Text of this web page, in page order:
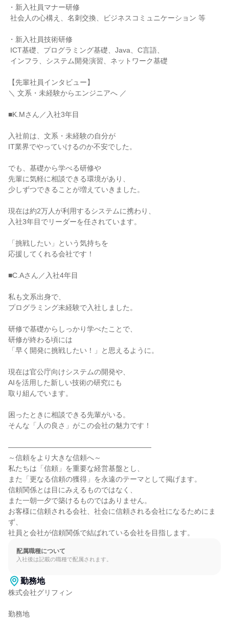
・新入社員マナー研修
・新入社員技術研修
【先輩社員インタビュー】
＼ 文系・未経験からエンジニアへ ／
■K.Mさん／入社3年目
入社前は、文系・未経験の自分が
IT業界でやっていけるのか不安でした。
でも、基礎から学べる研修や
先輩に気軽に相談できる環境があり、
少しずつできることが増えていきました。
現在は約2万人が利用するシステムに携わり、
入社3年目でリーダーを任されています。
「挑戦したい」という気持ちを
応援してくれる会社です！
■C.Aさん／入社4年目
私も文系出身で、
プログラミング未経験で入社しました。
研修で基礎からしっかり学べたことで、
研修が終わる頃には
「早く開発に挑戦したい！」と思えるように。
現在は官公庁向けシステムの開発や、
AIを活用した新しい技術の研究にも
取り組んでいます。
困ったときに相談できる先輩がいる。
そんな「人の良さ」がこの会社の魅力です！
――――――――――――――――――――
～信頼をより大きな信頼へ～
私たちは「信頼」を重要な経営基盤とし、
また「更なる信頼の獲得」を永遠のテーマとして掲げます。
信頼関係とは目にみえるものではなく、
また一朝一夕で築けるものではありません。
お客様に信頼される会社、社会に信頼される会社になるためにま
ず、
社員と会社が信頼関係で結ばれている会社を目指します。
配属職種について
入社後は記載の職種で配属されます。
勤務地
株式会社グリフィン
勤務地